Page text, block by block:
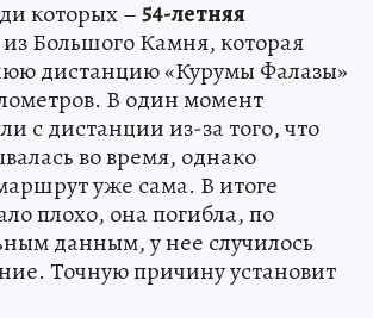
которых –54-летняя
из Большого Камня, которая
дистанцию «Курумы Фалазы»
В один момент
с дистанции из-за того, что
во время, однако
уже сама. В итоге
плохо, она погибла, по
данным, у нее случилось
Точную причину установит